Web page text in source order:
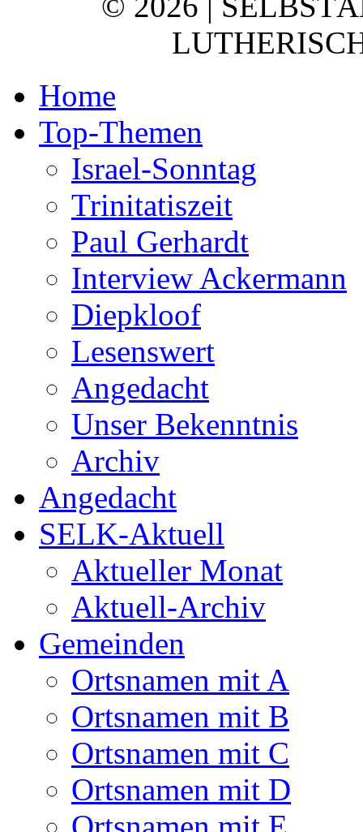
Home
Top-Themen
Israel-Sonntag
Trinitatiszeit
Paul Gerhardt
Interview Ackermann
Diepkloof
Lesenswert
Angedacht
Unser Bekenntnis
Archiv
Angedacht
SELK-Aktuell
Aktueller Monat
Aktuell-Archiv
Gemeinden
Ortsnamen mit A
Ortsnamen mit B
Ortsnamen mit C
Ortsnamen mit D